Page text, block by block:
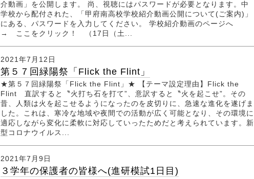
介動画」を公開します。 尚、視聴にはパスワードが必要となります。中
学校から配付された、「甲府南高校学校紹介動画公開について(ご案内)」
にある、パスワードを入力してください。 学校紹介動画のページへ
→ ここをクリック！ （17日（土...
2021年7月12日
第５７回緑陽祭「Flick the Flint」
★第５７回緑陽祭「Flick the Flint」★ 【テーマ設定理由】Flick the
Flint 直訳すると〝火打ち石を打て”、意訳すると〝火を起こせ”。その
昔、人類は火を起こせるようになったのを皮切りに、急速な進化を遂げま
した。これは、寒冷な地域や夜間での活動が広く可能となり、その環境に
適応しながら変化に柔軟に対応していったためだと考えられています。新
型コロナウイルス...
2021年7月9日
３学年の保護者の皆様へ(進研模試1日目)